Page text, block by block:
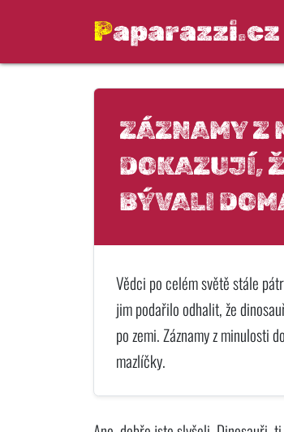
Paparazzi.cz
ZÁZNAMY Z
DOKAZUJÍ,
BÝVALI
Vědci po celém světě stále
jim podařilo odhalit, že
po zemi. Záznamy z minulosti
mazlíčky.